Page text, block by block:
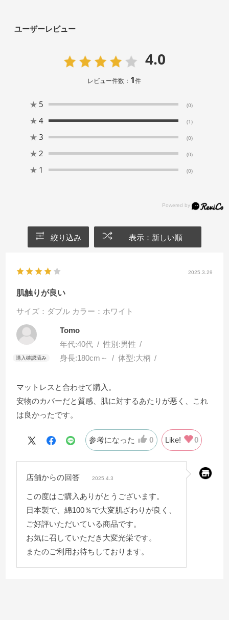
ユーザーレビュー
4.0
レビュー件数： 1件
★ 5 (0)
★ 4 (1)
★ 3 (0)
★ 2 (0)
★ 1 (0)
絞り込み 表示：新しい順
2025.3.29
肌触りが良い
サイズ：ダブル カラー：ホワイト
Tomo
年代:40代 性別:男性
身長:180cm～ 体型:大柄
マットレスと合わせて購入。
安物のカバーだと質感、肌に対するあたりが悪く、これ
は良かったです。
参考になった 0 Like! 0
店舗からの回答 2025.4.3
この度はご購入ありがとうございます。
日本製で、綿100％で大変肌ざわりが良く、
ご好評いただいている商品です。
お気に召していただき大変光栄です。
またのご利用お待ちしております。